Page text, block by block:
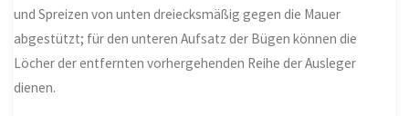
und Spreizen von unten dreiecksmäßig gegen die Mauer
abgestützt; für den unteren Aufsatz der Bügen können die
Löcher der entfernten vorhergehenden Reihe der Ausleger
dienen.